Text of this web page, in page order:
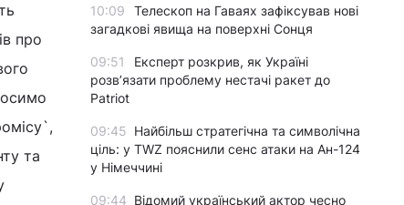
про
та
10:09
Телескоп на Гаваях зафіксував нові
загадкові явища на поверхні Сонця
09:51
Експерт розкрив, як Україні
розвʼязати проблему нестачі ракет до
Patriot
09:45 Найбільш стратегічна та символічна
ціль: у TWZ пояснили сенс атаки на Ан-124
у Німеччині
09:44 Відомий український актор чесно